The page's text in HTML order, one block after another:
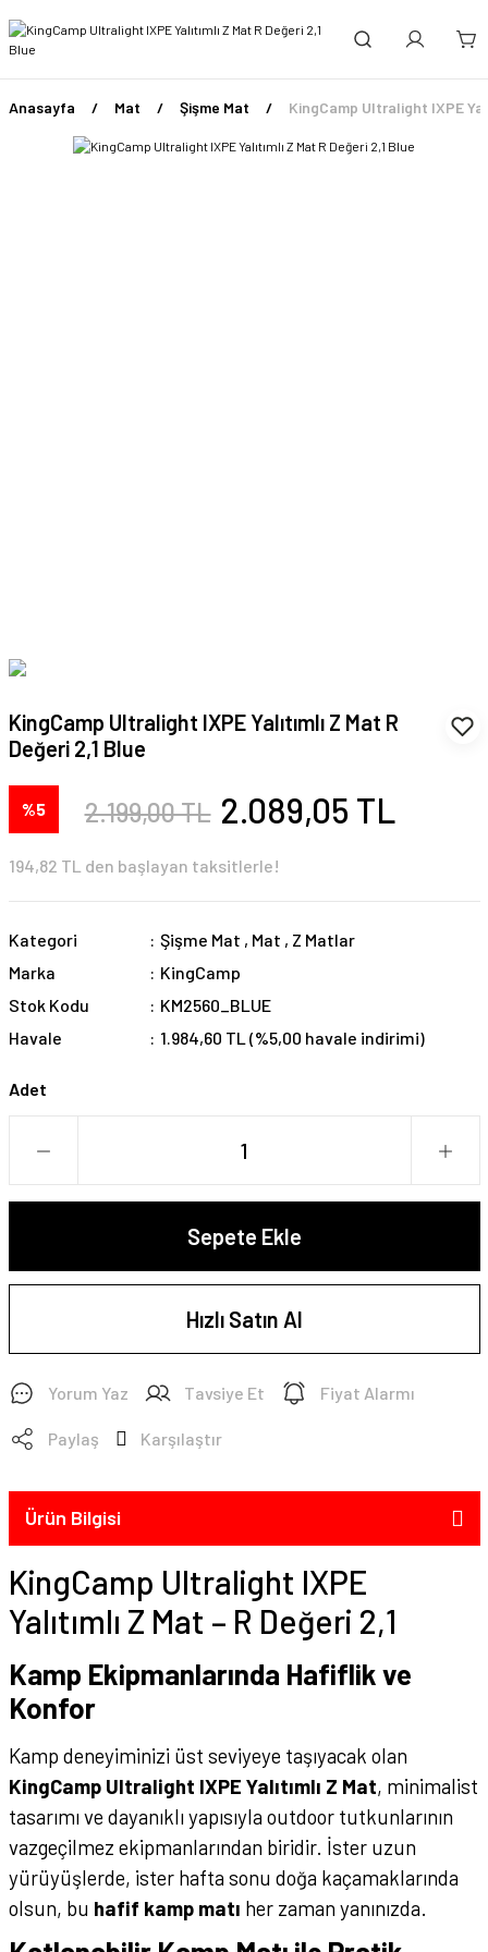
Anasayfa Mat Şişme Mat KingCamp Ultralight IXPE
KingCamp Ultralight IXPE Yalıtımlı Z Mat R
Değeri 2,1 Blue
%5 2.199,00 TL 2.089,05 TL
194,82 TL den başlayan taksitlerle!
Kategori Şişme Mat , Mat , Z Matlar
Marka
KingCamp
Stok Kodu
KM2560_BLUE
Havale
1.984,60 TL (%5,00 havale indirimi)
Adet
Sepete Ekle
Hızlı Satın Al
Yorum Yaz Tavsiye Et Fiyat Alarmı
Paylaş Karşılaştır
Ürün Bilgisi
KingCamp Ultralight IXPE
Yalıtımlı Z Mat – R Değeri 2,1
Kamp Ekipmanlarında Hafiflik ve
Konfor
Kamp deneyiminizi üst seviyeye taşıyacak olan
KingCamp Ultralight IXPE Yalıtımlı Z Mat, minimalist
tasarımı ve dayanıklı yapısıyla outdoor tutkunlarının
vazgeçilmez ekipmanlarından biridir. İster uzun
yürüyüşlerde, ister hafta sonu doğa kaçamaklarında
olsun, bu hafif kamp matı her zaman yanınızda.